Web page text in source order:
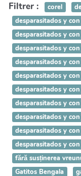
Filtrer : corel
desparasitados y
desparasitados y
desparasitados y
desparasitados y
desparasitados y
desparasitados y
desparasitados y
desparasitados y
desparasitados y
desparasitados y
fără susținerea
Gatitos Bengala